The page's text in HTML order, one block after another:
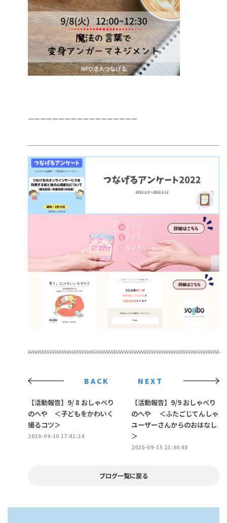
ーーーーーーーーーーーーーーーーーー
BACK
【活動報告】9/ 8 おしゃべり
のへや ＜子どもをかわいく
撮るコツ＞
2020-09-10 17:41:24
NEXT
【活動報告】9/9 おしゃべり
のへや ＜ふたごじてんしゃ
ユーザーさんからのおはなし
＞
2020-09-15 23:44:48
ブログ一覧に戻る